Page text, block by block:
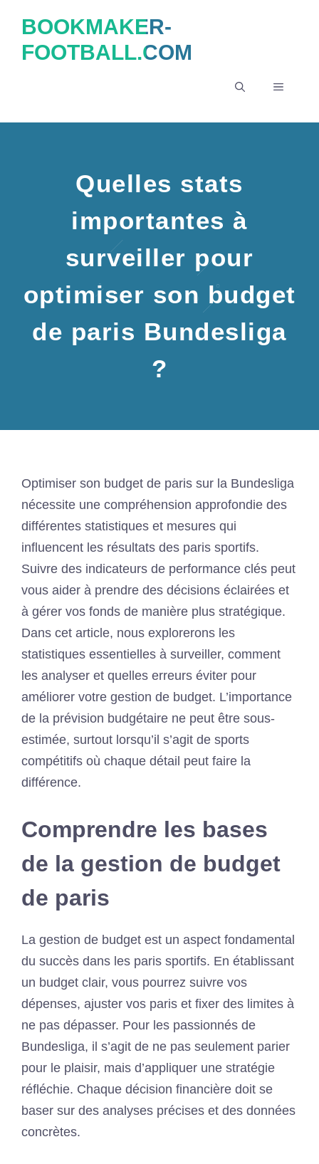
contenu
BOOKMAKER-
FOOTBALL.COM
MENU
Quelles stats
importantes à
surveiller pour
optimiser son budget
de paris Bundesliga
?
Optimiser son budget de paris sur la Bundesliga
nécessite une compréhension approfondie des
différentes statistiques et mesures qui
influencent les résultats des paris sportifs.
Suivre des indicateurs de performance clés peut
vous aider à prendre des décisions éclairées et
à gérer vos fonds de manière plus stratégique.
Dans cet article, nous explorerons les
statistiques essentielles à surveiller, comment
les analyser et quelles erreurs éviter pour
améliorer votre gestion de budget. L’importance
de la prévision budgétaire ne peut être sous-
estimée, surtout lorsqu’il s’agit de sports
compétitifs où chaque détail peut faire la
différence.
Comprendre les bases
de la gestion de budget
de paris
La gestion de budget est un aspect fondamental
du succès dans les paris sportifs. En établissant
un budget clair, vous pourrez suivre vos
dépenses, ajuster vos paris et fixer des limites à
ne pas dépasser. Pour les passionnés de
Bundesliga, il s’agit de ne pas seulement parier
pour le plaisir, mais d’appliquer une stratégie
réfléchie. Chaque décision financière doit se
baser sur des analyses précises et des données
concrètes.